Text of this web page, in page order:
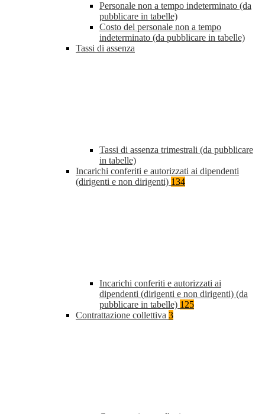
Personale non a tempo indeterminato (da
pubblicare in tabelle)
Costo del personale non a tempo
indeterminato (da pubblicare in tabelle)
Tassi di assenza
Tassi di assenza trimestrali (da pubblicare
in tabelle)
Incarichi conferiti e autorizzati ai dipendenti
(dirigenti e non dirigenti) 134
Incarichi conferiti e autorizzati ai
dipendenti (dirigenti e non dirigenti) (da
pubblicare in tabelle) 125
Contrattazione collettiva 3